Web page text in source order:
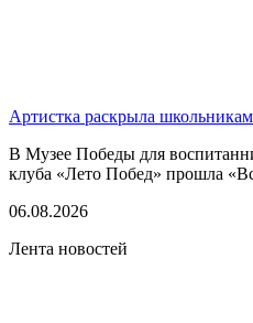
Артистка раскрыла
В Музее Победы для
клуба «Лето Побед» прошла
06.08.2026
Лента новостей